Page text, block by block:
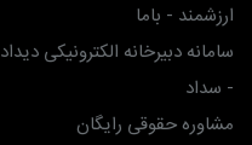
ارزشمند - باما
سامانه دبیرخانه الکترونیکی دیداد
- سداد
مشاوره حقوقی رایگان